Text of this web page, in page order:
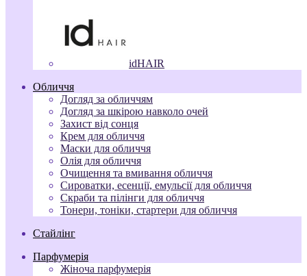
idHAIR
Обличчя
Догляд за обличчям
Догляд за шкірою навколо очей
Захист від сонця
Крем для обличчя
Маски для обличчя
Олія для обличчя
Очищення та вмивання обличчя
Сироватки, есенції, емульсії для обличчя
Скраби та пілінги для обличчя
Тонери, тоніки, стартери для обличчя
Стайлінг
Парфумерія
Жіноча парфумерія